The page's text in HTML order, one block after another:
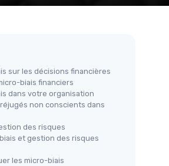
sur les décisions financières
biais financiers
dans votre organisation
non conscients dans
des risques
et gestion des risques
les micro-biais